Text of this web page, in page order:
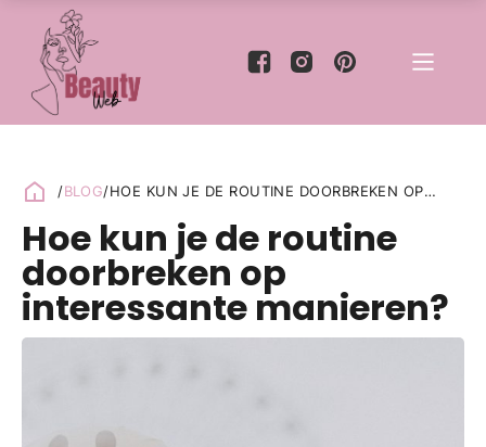
/BLOG/HOE KUN JE DE ROUTINE DOORBREKEN OP
Hoe kun je de routine
doorbreken op
interessante manieren?